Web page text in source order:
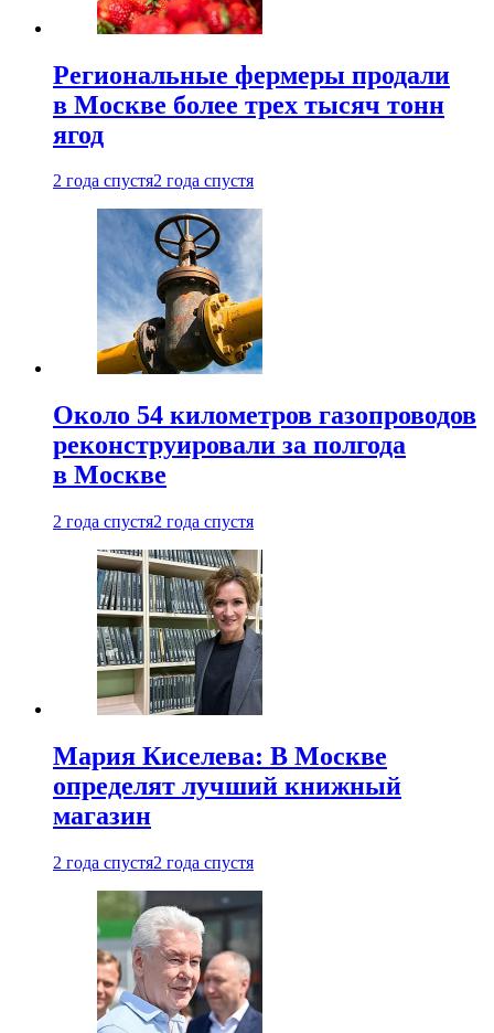
Региональные фермеры продали
в Москве более трех тысяч тонн
ягод
2 года спустя2 года спустя
Около 54 километров газопроводов
реконструировали за полгода
в Москве
2 года спустя2 года спустя
Мария Киселева: В Москве
определят лучший книжный
магазин
2 года спустя2 года спустя